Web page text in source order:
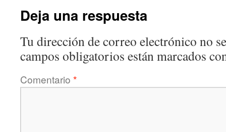
Deja una respuesta
Tu dirección de correo electrónico no
campos obligatorios están marcados
Comentario *